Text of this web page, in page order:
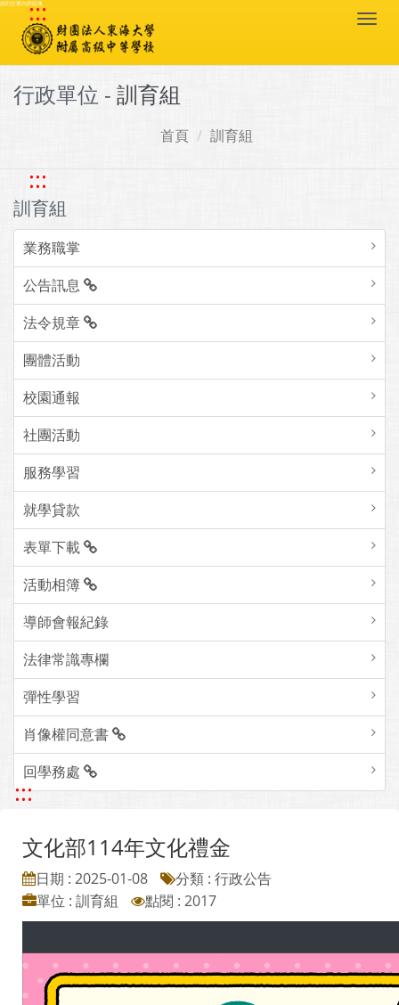
跳到主要內容區塊
:::
行政單位 - 訓育組
首頁 訓育組
:::
訓育組
業務職掌
公告訊息
法令規章
團體活動
校園通報
社團活動
服務學習
就學貸款
表單下載
活動相簿
導師會報紀錄
法律常識專欄
彈性學習
肖像權同意書
回學務處
:::
文化部114年文化禮金
日期 : 2025-01-08
分類 : 行政公告
單位 : 訓育組
點閱 : 2017